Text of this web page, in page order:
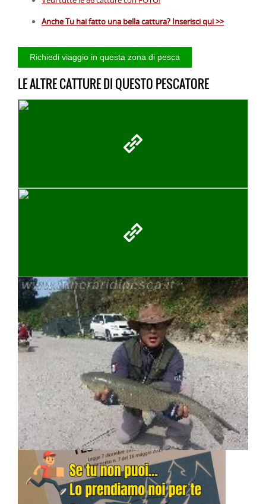
Anche Tu hai fatto una bella cattura? Inserisci qui >>
LE ALTRE CATTURE DI QUESTO PESCATORE